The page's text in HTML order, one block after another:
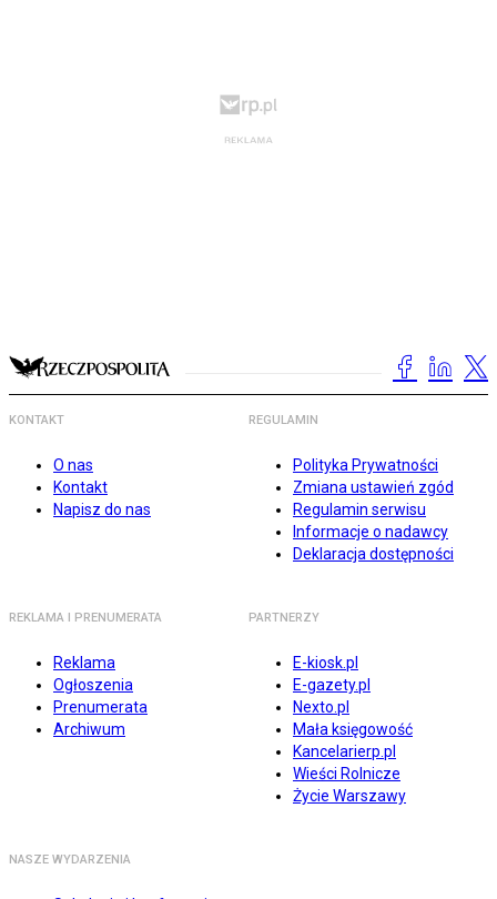
KONTAKT
O nas
Kontakt
Napisz do nas
REGULAMIN
Polityka Prywatności
Zmiana ustawień zgód
Regulamin serwisu
Informacje o nadawcy
Deklaracja dostępności
REKLAMA I PRENUMERATA
Reklama
Ogłoszenia
Prenumerata
Archiwum
PARTNERZY
E-kiosk.pl
E-gazety.pl
Nexto.pl
Mała księgowość
Kancelarierp.pl
Wieści Rolnicze
Życie Warszawy
NASZE WYDARZENIA